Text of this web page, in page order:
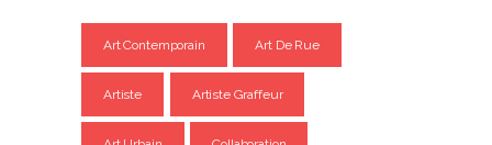
Art Contemporain Art De Rue
Artiste Artiste Graffeur